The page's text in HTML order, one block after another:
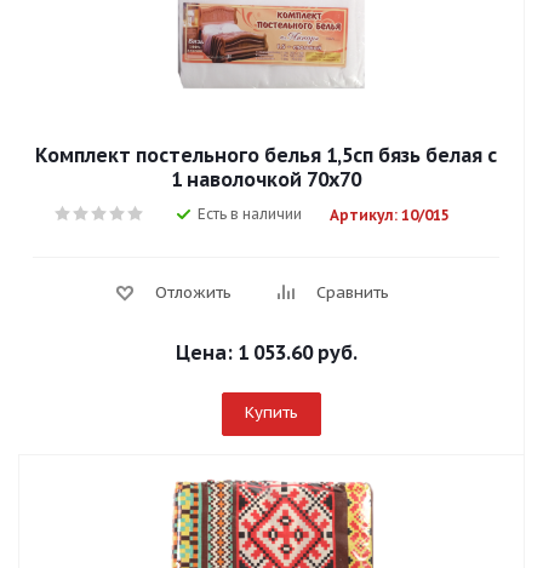
Комплект постельного белья 1,5сп бязь белая с
1 наволочкой 70х70
Есть в наличии Артикул: 10/015
Отложить Сравнить
Цена: 1 053.60 руб.
Купить